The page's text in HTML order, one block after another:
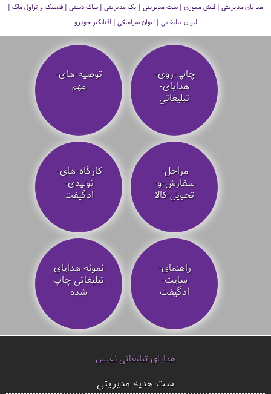
هدایای مدیریتی | فلش مموری | ست مدیریتی | پک مدیریتی | ساک دستی | فلاسک و تراول ماگ |
لیوان تبلیغاتی | لیوان سرامیکی | آفتابگیر خودرو
چاپ-روی-
هدایای-
تبلیغاتی
توصیه‌-های-
مهم
مراحل-
سفارش-و-
تحویل-کالا
کارگاه-های-
تولیدی-
ادگیفت
راهنمای-
سایت-
ادگیفت
نمونه هدایای
تبلیغاتی چاپ
شده
هدایای تبلیغاتی نفیس
ست هدیه مدیریتی